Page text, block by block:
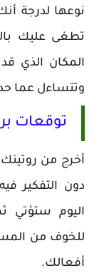
نوعها لدرجة
تطغى عليك
المكان الذي
وتتساءل عما
توقعات
أخرج من
دون التفكير
اليوم ستؤتي
للخوف من
أفعالك.